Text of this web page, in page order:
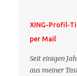
XING-Profil-
per Mail
Seit einigen
aus meiner